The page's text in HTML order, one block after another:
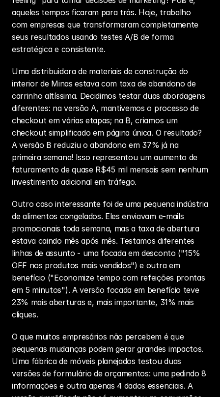
aqueles tempos ficaram para trás. Hoje, trabalho
com empresas que transformaram completamente
seus resultados usando testes A/B de forma
estratégica e consistente.
Uma distribuidora de materiais de construção do
interior de Minas estava com taxa de abandono de
carrinho altíssima. Decidimos testar duas abordagens
diferentes: na versão A, mantivemos o processo de
checkout em várias etapas; na B, criamos um
checkout simplificado em página única. O resultado?
A versão B reduziu o abandono em 37% já na
primeira semana! Isso representou um aumento de
faturamento de quase R$45 mil mensais sem nenhum
investimento adicional em tráfego.
Outro caso interessante foi de uma pequena indústria
de alimentos congelados. Eles enviavam e-mails
promocionais toda semana, mas a taxa de abertura
estava caindo mês após mês. Testamos diferentes
linhas de assunto - uma focada em desconto ("15%
OFF nos produtos mais vendidos") e outra em
benefício ("Economize tempo com refeições prontas
em 5 minutos"). A versão focada em benefício teve
23% mais aberturas e, mais importante, 31% mais
cliques.
O que muitos empresários não percebem é que
pequenas mudanças podem gerar grandes impactos.
Uma fábrica de móveis planejados testou duas
versões de formulário de orçamentos: uma pedindo 8
informações e outra apenas 4 dados essenciais. A